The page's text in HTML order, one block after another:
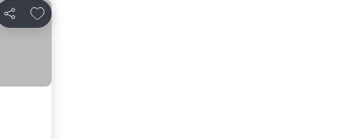
Partilhar
Adicionar aos favoritos